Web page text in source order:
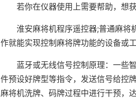
若你在仪器使用上需要帮助，想
淮安麻将机程序遥控器;普通麻将
作就能实现控制麻将牌功能的设备或工
蓝牙或无线信号控制原理：一些
件预设好牌型等指令，发送信号给控
麻将机洗牌、码牌过程中进行干预，达